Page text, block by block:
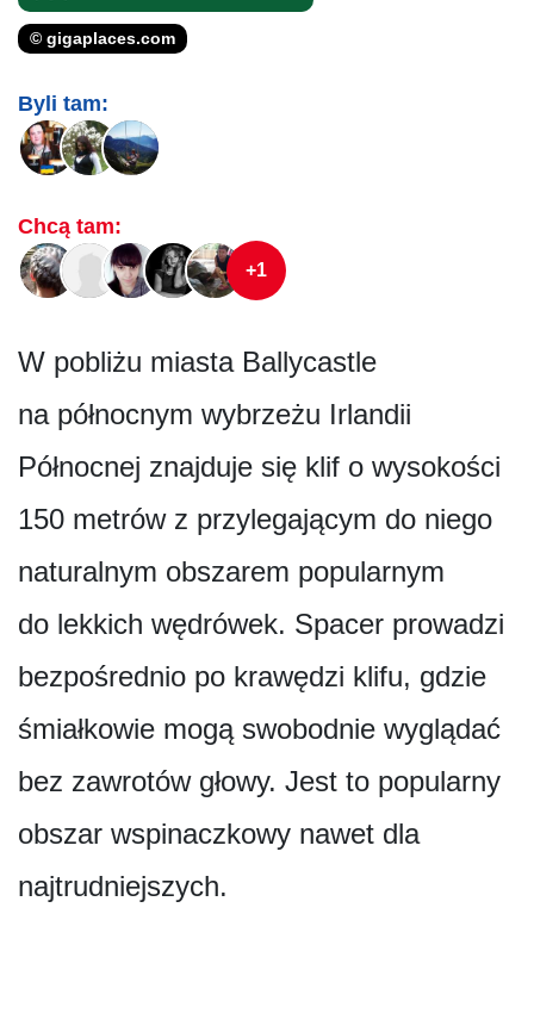
© gigaplaces.com
Byli tam:
Chcą tam:
+1
W pobliżu miasta Ballycastle
na północnym wybrzeżu Irlandii
Północnej znajduje się klif o wysokości
150 metrów z przylegającym do niego
naturalnym obszarem popularnym
do lekkich wędrówek. Spacer prowadzi
bezpośrednio po krawędzi klifu, gdzie
śmiałkowie mogą swobodnie wyglądać
bez zawrotów głowy. Jest to popularny
obszar wspinaczkowy nawet dla
najtrudniejszych.